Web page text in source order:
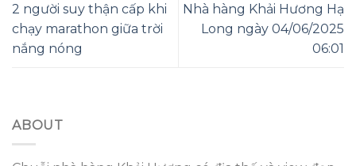
2 người suy thận cấp khi
chạy marathon giữa trời
nắng nóng
Nhà hàng Khải Hương Hạ
Long ngày 04/06/2025
06:01
ABOUT